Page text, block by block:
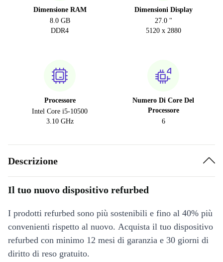
Dimensione RAM
8.0 GB
DDR4
Dimensioni Display
27.0 "
5120 x 2880
Processore
Intel Core i5-10500
3.10 GHz
Numero Di Core Del
Processore
6
Descrizione
Il tuo nuovo dispositivo refurbed
I prodotti refurbed sono più sostenibili e fino al 40% più
convenienti rispetto al nuovo. Acquista il tuo dispositivo
refurbed con minimo 12 mesi di garanzia e 30 giorni di
diritto di reso gratuito.